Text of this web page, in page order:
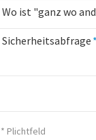
Wo ist "ganz wo
Pflichtfeld
Sicherheitsabfrage *
* Plichtfeld